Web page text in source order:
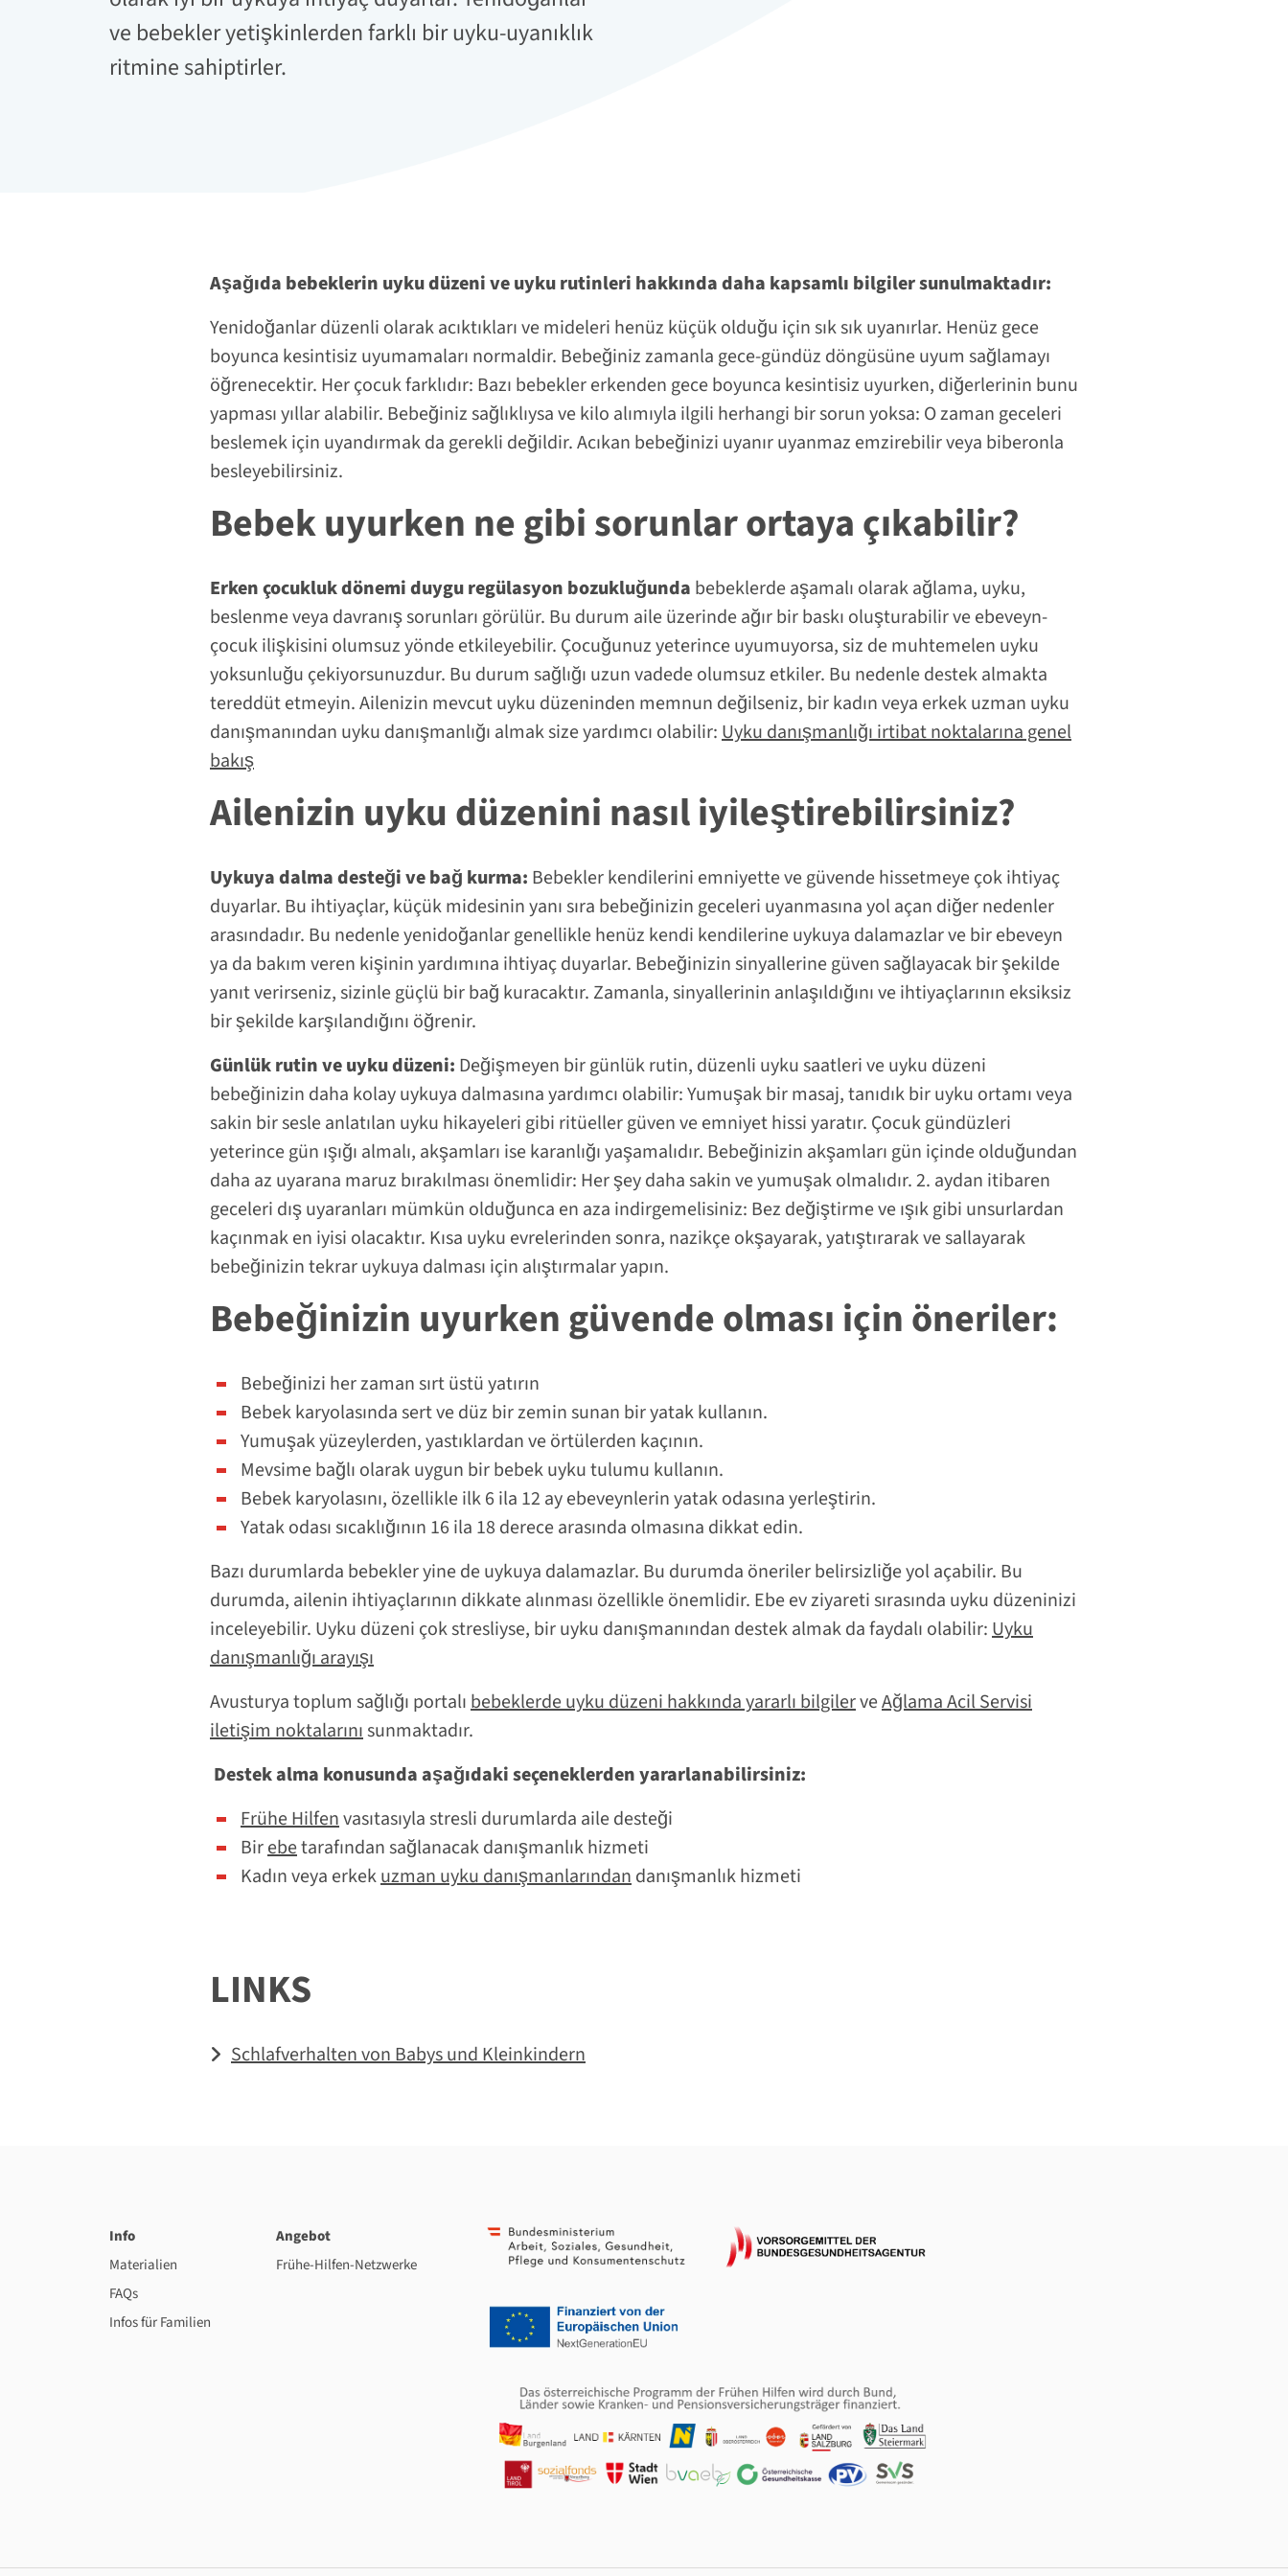
ve bebekler yetişkinlerden farklı bir uyku-uyanıklık
ritmine sahiptirler.
Aşağıda bebeklerin uyku düzeni ve uyku rutinleri hakkında daha kapsamlı bilgiler sunulmaktadır:
Yenidoğanlar düzenli olarak acıktıkları ve mideleri henüz küçük olduğu için sık sık uyanırlar. Henüz gece
boyunca kesintisiz uyumamaları normaldir. Bebeğiniz zamanla gece-gündüz döngüsüne uyum sağlamayı
öğrenecektir. Her çocuk farklıdır: Bazı bebekler erkenden gece boyunca kesintisiz uyurken, diğerlerinin bunu
yapması yıllar alabilir. Bebeğiniz sağlıklıysa ve kilo alımıyla ilgili herhangi bir sorun yoksa: O zaman geceleri
beslemek için uyandırmak da gerekli değildir. Acıkan bebeğinizi uyanır uyanmaz emzirebilir veya biberonla
besleyebilirsiniz.
Bebek uyurken ne gibi sorunlar ortaya çıkabilir?
Erken çocukluk dönemi duygu regülasyon bozukluğunda bebeklerde aşamalı olarak ağlama, uyku,
beslenme veya davranış sorunları görülür. Bu durum aile üzerinde ağır bir baskı oluşturabilir ve ebeveyn-
çocuk ilişkisini olumsuz yönde etkileyebilir. Çocuğunuz yeterince uyumuyorsa, siz de muhtemelen uyku
yoksunluğu çekiyorsunuzdur. Bu durum sağlığı uzun vadede olumsuz etkiler. Bu nedenle destek almakta
tereddüt etmeyin. Ailenizin mevcut uyku düzeninden memnun değilseniz, bir kadın veya erkek uzman uyku
danışmanından uyku danışmanlığı almak size yardımcı olabilir: Uyku danışmanlığı irtibat noktalarına genel
bakış
Ailenizin uyku düzenini nasıl iyileştirebilirsiniz?
Uykuya dalma desteği ve bağ kurma: Bebekler kendilerini emniyette ve güvende hissetmeye çok ihtiyaç
duyarlar. Bu ihtiyaçlar, küçük midesinin yanı sıra bebeğinizin geceleri uyanmasına yol açan diğer nedenler
arasındadır. Bu nedenle yenidoğanlar genellikle henüz kendi kendilerine uykuya dalamazlar ve bir ebeveyn
ya da bakım veren kişinin yardımına ihtiyaç duyarlar. Bebeğinizin sinyallerine güven sağlayacak bir şekilde
yanıt verirseniz, sizinle güçlü bir bağ kuracaktır. Zamanla, sinyallerinin anlaşıldığını ve ihtiyaçlarının eksiksiz
bir şekilde karşılandığını öğrenir.
Günlük rutin ve uyku düzeni: Değişmeyen bir günlük rutin, düzenli uyku saatleri ve uyku düzeni
bebeğinizin daha kolay uykuya dalmasına yardımcı olabilir: Yumuşak bir masaj, tanıdık bir uyku ortamı veya
sakin bir sesle anlatılan uyku hikayeleri gibi ritüeller güven ve emniyet hissi yaratır. Çocuk gündüzleri
yeterince gün ışığı almalı, akşamları ise karanlığı yaşamalıdır. Bebeğinizin akşamları gün içinde olduğundan
daha az uyarana maruz bırakılması önemlidir: Her şey daha sakin ve yumuşak olmalıdır. 2. aydan itibaren
geceleri dış uyaranları mümkün olduğunca en aza indirgemelisiniz: Bez değiştirme ve ışık gibi unsurlardan
kaçınmak en iyisi olacaktır. Kısa uyku evrelerinden sonra, nazikçe okşayarak, yatıştırarak ve sallayarak
bebeğinizin tekrar uykuya dalması için alıştırmalar yapın.
Bebeğinizin uyurken güvende olması için öneriler:
Bebeğinizi her zaman sırt üstü yatırın
Bebek karyolasında sert ve düz bir zemin sunan bir yatak kullanın.
Yumuşak yüzeylerden, yastıklardan ve örtülerden kaçının.
Mevsime bağlı olarak uygun bir bebek uyku tulumu kullanın.
Bebek karyolasını, özellikle ilk 6 ila 12 ay ebeveynlerin yatak odasına yerleştirin.
Yatak odası sıcaklığının 16 ila 18 derece arasında olmasına dikkat edin.
Bazı durumlarda bebekler yine de uykuya dalamazlar. Bu durumda öneriler belirsizliğe yol açabilir. Bu
durumda, ailenin ihtiyaçlarının dikkate alınması özellikle önemlidir. Ebe ev ziyareti sırasında uyku düzeninizi
inceleyebilir. Uyku düzeni çok stresliyse, bir uyku danışmanından destek almak da faydalı olabilir: Uyku
danışmanlığı arayışı
Avusturya toplum sağlığı portalı bebeklerde uyku düzeni hakkında yararlı bilgilerveAğlama Acil Servisi
iletişim noktalarınısunmaktadır.
Destek alma konusunda aşağıdaki seçeneklerden yararlanabilirsiniz:
Frühe Hilfenvasıtasıyla stresli durumlarda aile desteği
Birebetarafından sağlanacak danışmanlık hizmeti
Kadın veya erkekuzman uyku danışmanlarından danışmanlık hizmeti
LINKS
Schlafverhalten von Babys und Kleinkindern
Info
Materialien
FAQs
Infos für Familien
Angebot
Frühe-Hilfen-Netzwerke